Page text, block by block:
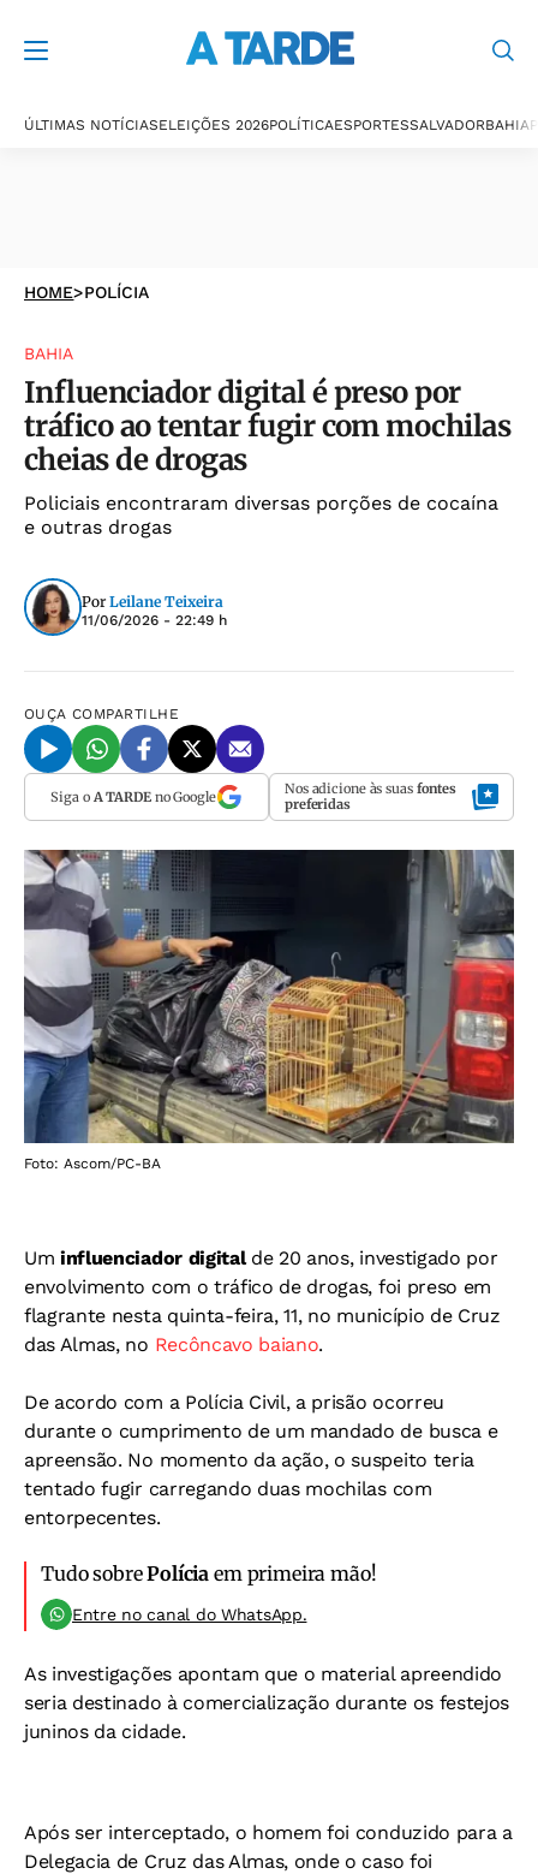
ÚLTIMAS NOTÍCIASELEIÇÕES 2026POLÍTICAESPORTESSALVADORBAHIA
HOME>POLÍCIA
BAHIA
Influenciador digital é preso por
tráfico ao tentar fugir com mochilas
cheias de drogas
Policiais encontraram diversas porções de cocaína
e outras drogas
Por Leilane Teixeira
11/06/2026 - 22:49 h
OUÇA COMPARTILHE
Siga o A TARDEno Google Nos adicione às suas fontes
preferidas
Foto: Ascom/PC-BA
Um influenciador digital de 20 anos, investigado por
envolvimento com o tráfico de drogas, foi preso em
flagrante nesta quinta-feira, 11, no município de Cruz
das Almas, no Recôncavo baiano.
De acordo com a Polícia Civil, a prisão ocorreu
durante o cumprimento de um mandado de busca e
apreensão. No momento da ação, o suspeito teria
tentado fugir carregando duas mochilas com
entorpecentes.
Tudo sobrePolícia em primeira mão!
Entre no canal do WhatsApp.
As investigações apontam que o material apreendido
seria destinado à comercialização durante os festejos
juninos da cidade.
Após ser interceptado, o homem foi conduzido para a
Delegacia de Cruz das Almas, onde o caso foi